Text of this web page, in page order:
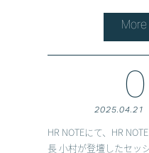
More
2025.04.21
HR NOTEにて、HR
長 小村が登壇したセッ